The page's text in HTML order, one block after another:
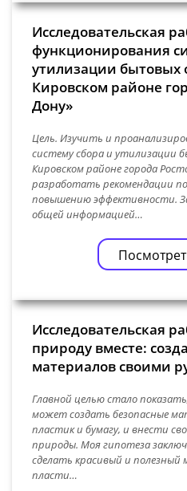
Исследовательская
функционирования
утилизации бытовых
Кировском районе
Дону»
Цель. Изучить и
систему сбора и утилизации
Кировском районе города
разработать рекомендации
повышению эффективности.
общей информацией…
Исследовательская
природу вместе:
материалов своими
Главной целью стало
может создать безопасные
пластик и бумагу, и внести
природы. Моя гипотеза
сделать красивый и
пласти…